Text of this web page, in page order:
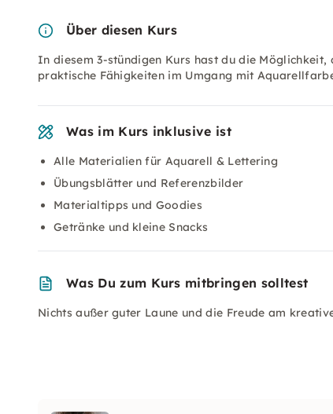
Über diesen Kurs
In diesem 3-stündigen Kurs hast du die
praktische Fähigkeiten im Umgang mit
Was im Kurs inklusive ist
Alle Materialien für Aquarell & Lettering
Übungsblätter und Referenzbilder
Materialtipps und Goodies
Getränke und kleine Snacks
Was Du zum Kurs mitbringen solltest
Nichts außer guter Laune und die Freude am